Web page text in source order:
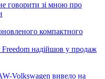
говорити зі мною про
надійшов у продаж